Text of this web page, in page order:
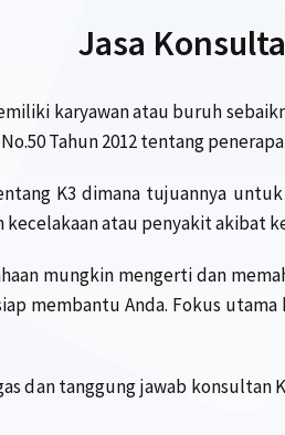
Jasa
karyawan atau buruh
Tahun 2012 tentang
K3 dimana tujuannya
atau penyakit akibat
mungkin mengerti dan
membantu Anda. Fokus
dan tanggung jawab